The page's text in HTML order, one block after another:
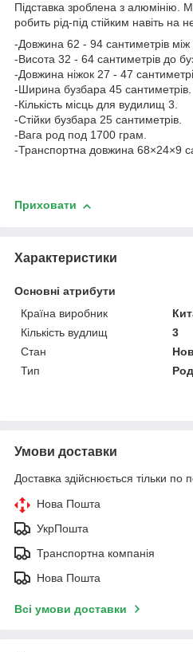
Підставка зроблена з алюмінію.
робить рід-під стійким навіть на
-Довжина 62 - 94 сантиметрiв між
-Висота 32 - 64 сантиметрiв до
-Довжина ніжок 27 - 47
-Ширина бузбара 45 сантиметрiв.
-Кількість місць для вудилищ 3.
-Стійки бузбара 25 сантиметрiв.
-Вага род под 1700 грам.
-Транспортна довжина 68×24×9
Приховати
Характеристики
Основні атрибути
Країна виробник
Кількість вудлищ
3
Стан
Тип
Умови доставки
Доставка здійснюється тільки по
Нова Пошта
УкрПошта
Транспортна компанія
Нова Пошта
Всі умови доставки